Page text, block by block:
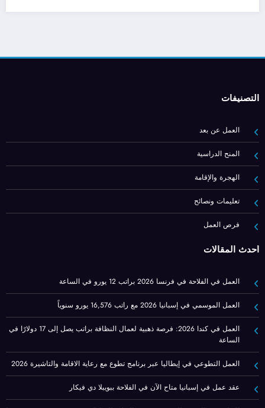
التصنيفات
العمل عن بعد
المنح الدراسية
الهجرة والإقامة
تعليمات ونصائح
فرص العمل
أحدث المقالات
العمل في الفلاحة في فرنسا 2026 براتب 12 يورو في الساعة
العمل الموسمي في إسبانيا 2026 مع راتب 16,576 يورو سنوياً
العمل في كندا 2026: فرصة ذهبية لعمال النظافة براتب يصل إلى 17 دولارًا في
الساعة
العمل التطوعي في إيطاليا عبر برنامج تطوع مع رعاية الاقامة والتاشيرة 2026
عقد عمل في إسبانيا متاح الآن في الفلاحة ببويبلا دي فيكار